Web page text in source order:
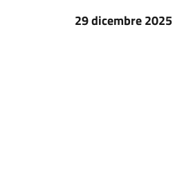
29 dicembre 2025